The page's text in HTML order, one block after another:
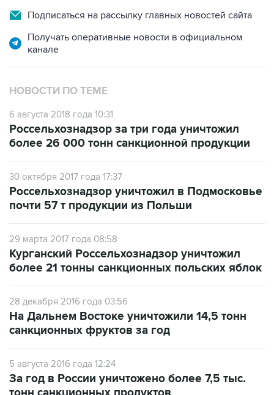
Подписаться на рассылку главных новостей сайта
Получать оперативные новости в официальном
канале
НОВОСТИ ПО ТЕМЕ
6 августа 2018 года 10:31
Россельхознадзор за три года уничтожил
более 26 000 тонн санкционной продукции
30 октября 2017 года 17:37
Россельхознадзор уничтожил в Подмосковье
почти 57 т продукции из Польши
29 марта 2017 года 08:58
Курганский Россельхознадзор уничтожил
более 21 тонны санкционных польских яблок
28 декабря 2016 года 03:56
На Дальнем Востоке уничтожили 14,5 тонн
санкционных фруктов за год
5 августа 2016 года 12:24
За год в России уничтожено более 7,5 тыс.